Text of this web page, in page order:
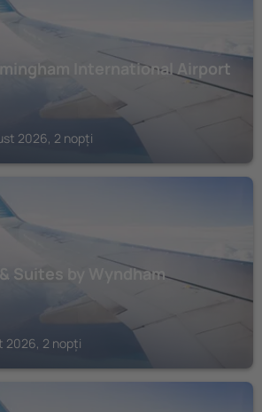
International Airport
2026, 2 nopți
Suites by Wyndham
2026, 2 nopți